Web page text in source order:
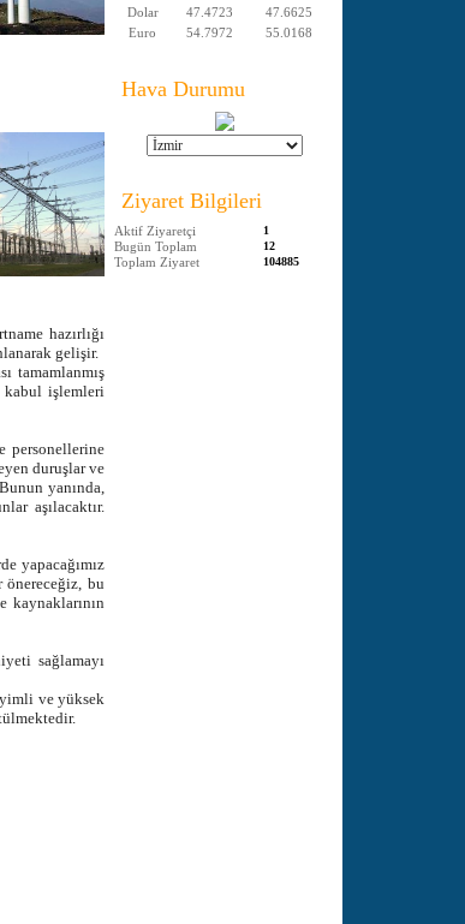
hazırlığı
gelişir.
tamamlanmış
kabul işlemleri
duruşlar ve
yanında,
aşılacaktır.
yapacağımız
bu
kaynaklarının
sağlamayı
ve yüksek
Dolar
47.4723
47.6625
Euro
54.7972 55.0168
Hava Durumu
Ziyaret Bilgileri
Aktif Ziyaretçi 1
Bugün Toplam 12
Toplam Ziyaret 104885